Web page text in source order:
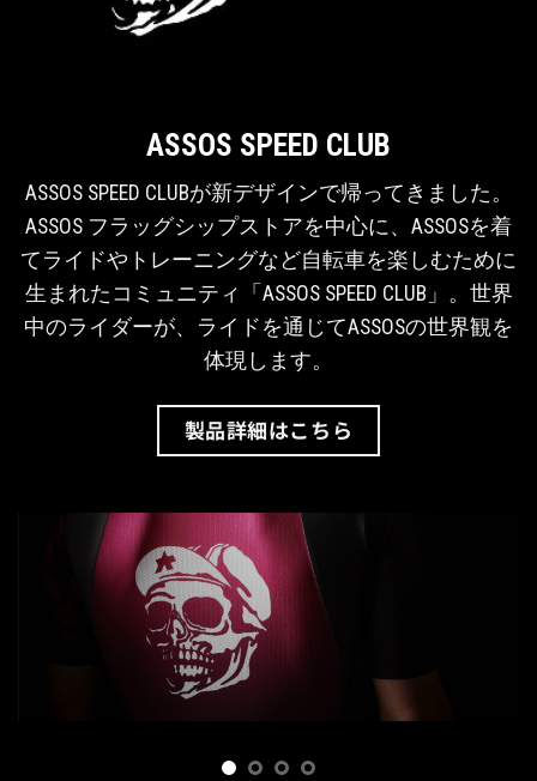
ASSOS SPEED CLUB
ASSOS SPEED CLUBが新デザインで帰ってきました。
ASSOS フラッグシップストアを中心に、ASSOSを着
てライドやトレーニングなど自転車を楽しむために
生まれたコミュニティ「ASSOS SPEED CLUB」。世界
中のライダーが、ライドを通じてASSOSの世界観を
体現します。
製品詳細はこちら